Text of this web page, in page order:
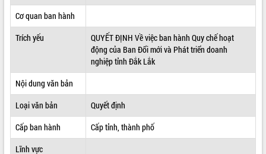
HỆ THỐNG VĂN BẢN
VĂN BẢN HĐND TỈNH
QUY HOẠCH - KẾ HOẠCH
Cơ quan ban hành
Trích yếu
QUYẾT ĐỊNH Về việc ban hành Quy chế hoạt
động của Ban Đổi mới và Phát triển doanh
nghiệp tỉnh Đắk Lắk
Nội dung văn bản
Loại văn bản
Quyết định
Cấp ban hành
Cấp tỉnh, thành phố
Lĩnh vực